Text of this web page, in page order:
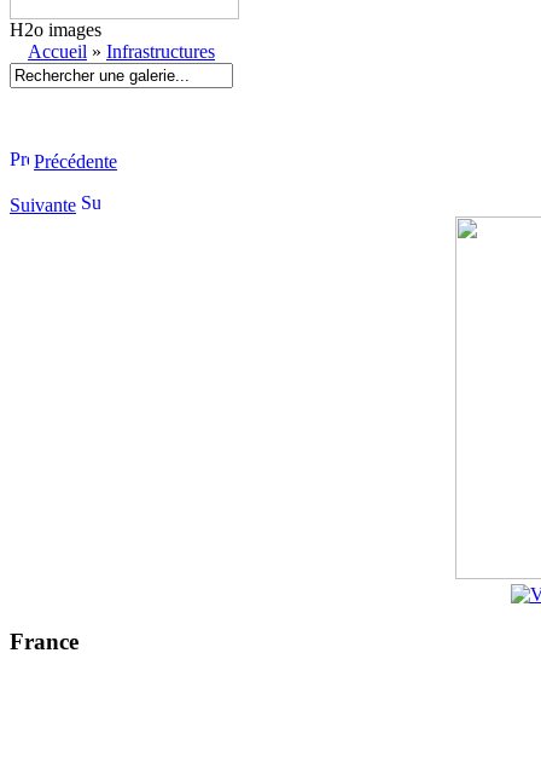
H2o images
Accueil » Infrastructures
Précédente
Suivante
France